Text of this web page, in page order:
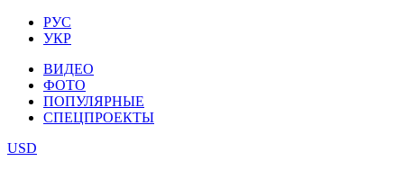
РУС
УКР
ВИДЕО
ФОТО
ПОПУЛЯРНЫЕ
СПЕЦПРОЕКТЫ
USD